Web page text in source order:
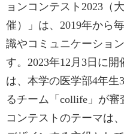
ョンコンテスト2023（
催）」は、2019年から
識やコミュニケーショ
す。2023年12月3日に
は、本学の医学部4年生
るチーム「collife」が審
コンテストのテーマは